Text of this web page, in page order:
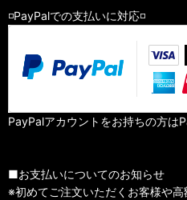
◽️PayPalでの支払いに対応◽️
PayPalアカウントをお持ちの方は
■お支払いについてのお知らせ
※初めてご注文いただくお客様や高